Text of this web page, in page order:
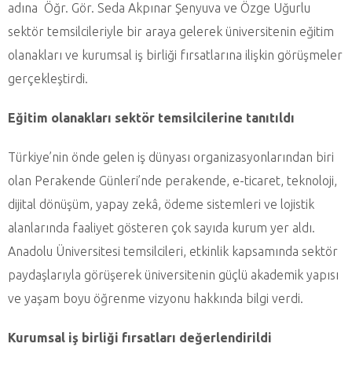
adına Öğr. Gör. Seda Akpınar Şenyuva ve Özge Uğurlu
sektör temsilcileriyle bir araya gelerek üniversitenin eğitim
olanakları ve kurumsal iş birliği fırsatlarına ilişkin görüşmeler
gerçekleştirdi.
Eğitim olanakları sektör temsilcilerine tanıtıldı
Türkiye’nin önde gelen iş dünyası organizasyonlarından biri
olan Perakende Günleri’nde perakende, e-ticaret, teknoloji,
dijital dönüşüm, yapay zekâ, ödeme sistemleri ve lojistik
alanlarında faaliyet gösteren çok sayıda kurum yer aldı.
Anadolu Üniversitesi temsilcileri, etkinlik kapsamında sektör
paydaşlarıyla görüşerek üniversitenin güçlü akademik yapısı
ve yaşam boyu öğrenme vizyonu hakkında bilgi verdi.
Kurumsal iş birliği fırsatları değerlendirildi